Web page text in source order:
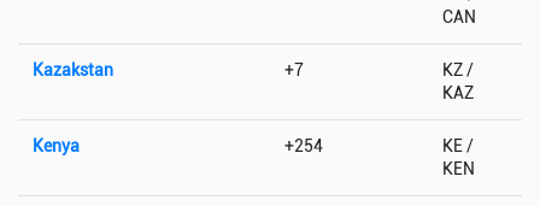
CAN
Kazakstan +7
KZ /
KAZ
Kenya +254
KE /
KEN